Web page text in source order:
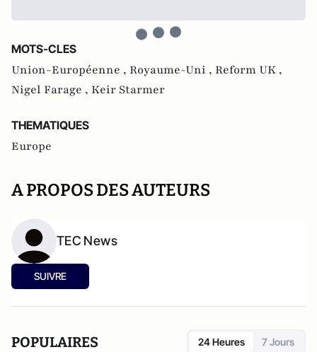
MOTS-CLES
Union-Européenne , Royaume-Uni , Reform UK ,
Nigel Farage , Keir Starmer
THEMATIQUES
Europe
A PROPOS DES AUTEURS
TEC News
SUIVRE
POPULAIRES 24 Heures 7 Jours